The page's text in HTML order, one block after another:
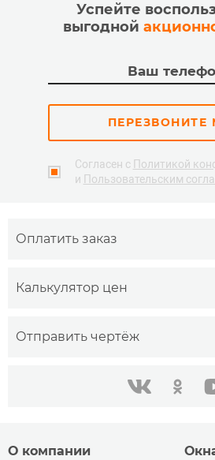
Успейте
выгодной
ПЕРЕЗВОНИТЕ
Согласен с Политикой
и Пользовательским
Оплатить заказ
Калькулятор цен
Отправить чертёж
в контакте одноклассники youtube
О компании